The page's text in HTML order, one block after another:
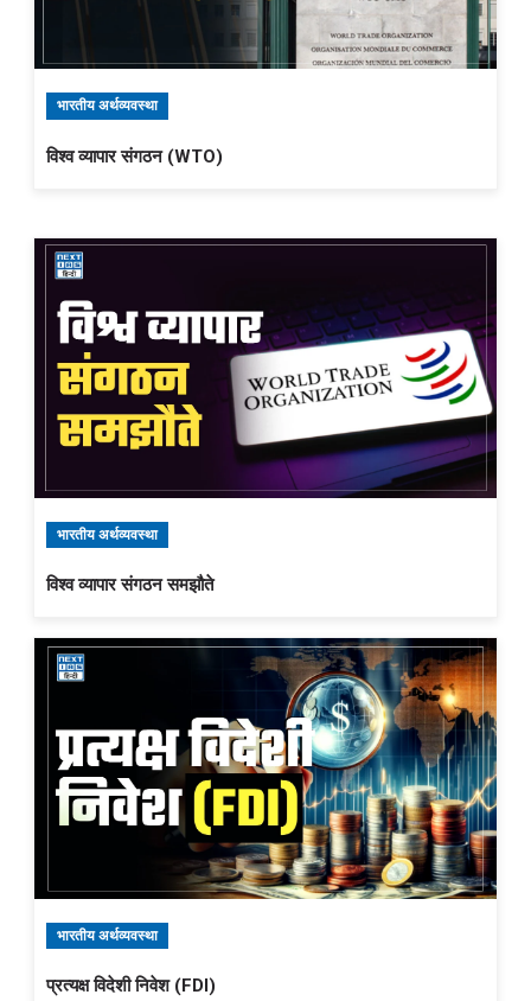
भारतीय अर्थव्यवस्था
विश्व व्यापार संगठन (WTO)
भारतीय अर्थव्यवस्था
विश्व व्यापार संगठन समझौते
भारतीय अर्थव्यवस्था
प्रत्यक्ष विदेशी निवेश (FDI)